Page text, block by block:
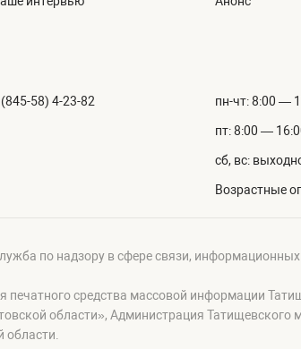
58) 4-23-82 пн-чт: 8:00 —
пт: 8:00 —
сб, вс:
Возрастные
по надзору в сфере связи,
средства массовой информации
области», Администрация Татищевского
области.